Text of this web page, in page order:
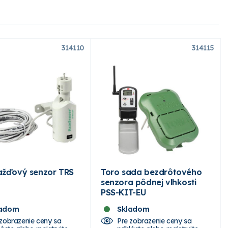
314110
senzor TRS
ceny sa
314115
Toro sada bezdrôtového
senzora pôdnej vlhkosti
PSS-KIT-EU
Skladom
Pre zobrazenie ceny sa